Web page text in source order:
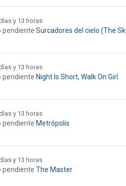
y 13 horas
pendiente Surcadores del cielo (The
y 13 horas
pendiente Night Is Short, Walk On Girl
y 13 horas
pendiente Metrópolis
y 13 horas
pendiente The Master